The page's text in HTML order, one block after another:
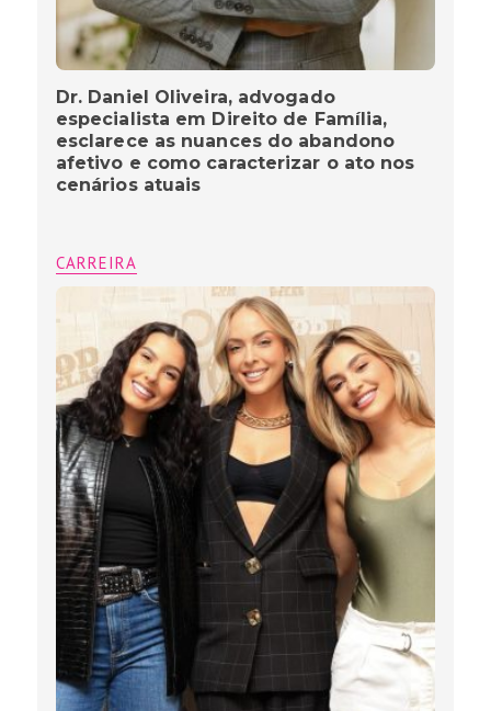
Dr. Daniel Oliveira, advogado
especialista em Direito de Família,
esclarece as nuances do abandono
afetivo e como caracterizar o ato nos
cenários atuais
CARREIRA